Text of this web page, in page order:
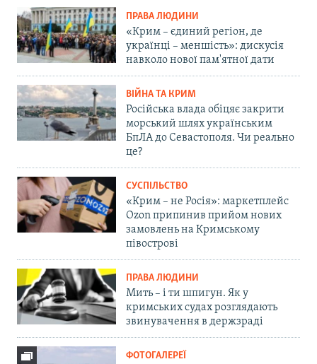
ПРАВА ЛЮДИНИ
«Крим – єдиний регіон, де
українці – меншість»: дискусія
навколо нової пам'ятної дати
ВІЙНА ТА КРИМ
Російська влада обіцяє закрити
морський шлях українським
БпЛА до Севастополя. Чи реально
це?
СУСПІЛЬСТВО
«Крим – не Росія»: маркетплейс
Ozon припинив прийом нових
замовлень на Кримському
півострові
ПРАВА ЛЮДИНИ
Мить – і ти шпигун. Як у
кримських судах розглядають
звинувачення в держзраді
ФОТОГАЛЕРЕЇ